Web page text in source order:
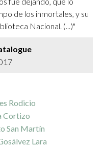
de los inmortales, y su
Nacional. (...)"
Rodicio
Cortizo
San Martín
Lara